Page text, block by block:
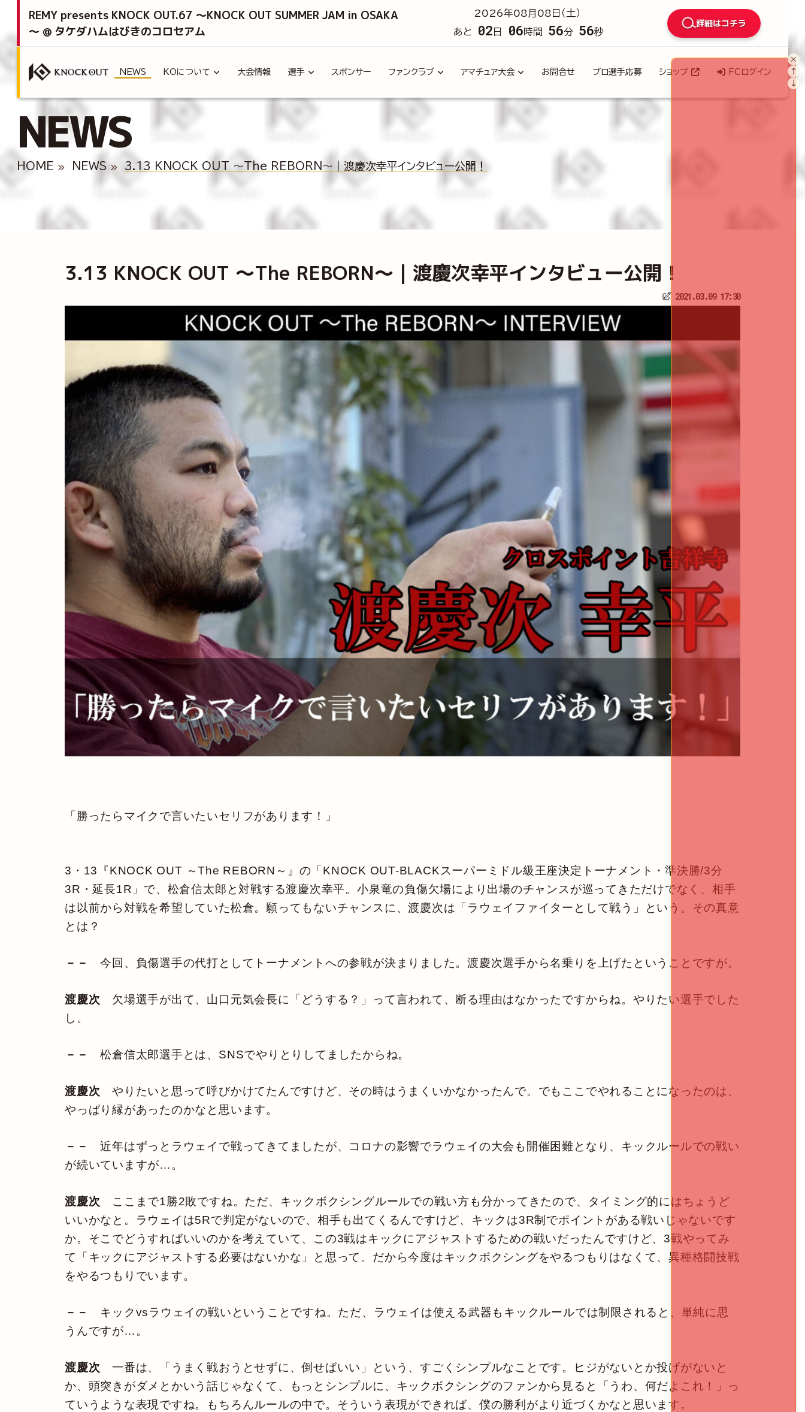
REMY presents KNOCK OUT.67 ～KNOCK OUT SUMMER JAM in OSAKA
～ @ タケダハムはびきのコロセアム
2026年08月08日（土）
あと
02 日 06時間 56分 54秒
詳細はコチラ
NEWS KOについて 大会情報 選手 スポンサー ファンクラブ アマチュア大会 お問合せ プロ選手応募 ショップ FCログイン
NEWS
HOME NEWS 3.13 KNOCK OUT ～The REBORN～｜渡慶次幸平インタビュー公開！
3.13 KNOCK OUT ～The REBORN～｜渡慶次幸平インタビュー公開！
2021.03.09 17:30
「勝ったらマイクで言いたいセリフがあります！」
3・13『KNOCK OUT ～The REBORN～』の「KNOCK OUT-BLACKスーパーミドル級王座決定トーナメント・準決勝/3分
3R・延長1R」で、松倉信太郎と対戦する渡慶次幸平。小泉竜の負傷欠場により出場のチャンスが巡ってきただけでなく、相手
は以前から対戦を希望していた松倉。願ってもないチャンスに、渡慶次は「ラウェイファイターとして戦う」という。その真意
とは？
－－今回、負傷選手の代打としてトーナメントへの参戦が決まりました。渡慶次選手から名乗りを上げたということですが。
渡慶次 欠場選手が出て、山口元気会長に「どうする？」って言われて、断る理由はなかったですからね。やりたい選手でした
し。
－－松倉信太郎選手とは、SNSでやりとりしてましたからね。
渡慶次 やりたいと思って呼びかけてたんですけど、その時はうまくいかなかったんで。でもここでやれることになったのは、
やっぱり縁があったのかなと思います。
－－近年はずっとラウェイで戦ってきてましたが、コロナの影響でラウェイの大会も開催困難となり、キックルールでの戦い
が続いていますが…。
渡慶次 ここまで1勝2敗ですね。ただ、キックボクシングルールでの戦い方も分かってきたので、タイミング的にはちょうど
いいかなと。ラウェイは5Rで判定がないので、相手も出てくるんですけど、キックは3R制でポイントがある戦いじゃないです
か。そこでどうすればいいのかを考えていて、この3戦はキックにアジャストするための戦いだったんですけど、3戦やってみ
て「キックにアジャストする必要はないかな」と思って。だから今度はキックボクシングをやるつもりはなくて、異種格闘技戦
をやるつもりでいます。
－－ キックvsラウェイの戦いということですね。ただ、ラウェイは使える武器もキックルールでは制限されると、単純に思
うんですが…。
渡慶次 一番は、「うまく戦おうとせずに、倒せばいい」という、すごくシンプルなことです。ヒジがないとか投げがないと
か、頭突きがダメとかいう話じゃなくて、もっとシンプルに、キックボクシングのファンから見ると「うわ、何だよこれ！」っ
ていうような表現ですね。もちろんルールの中で。そういう表現ができれば、僕の勝利がより近づくかなと思います。
×
↑
↓